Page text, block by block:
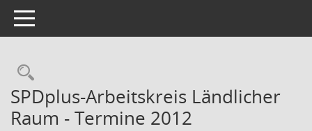
Toggle navigation
Rechercheauswahl
SPDplus-Arbeitskreis Ländlicher
Raum - Termine 2012